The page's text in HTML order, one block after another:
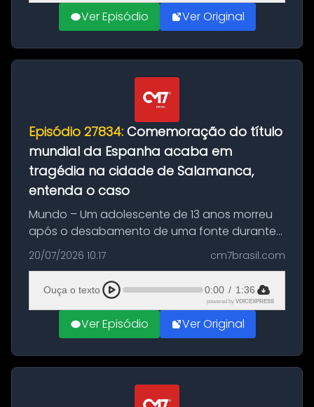
Ver Episódio Ver Original
Episódio 27834: Comemoração do título
mundial da Espanha acaba em
tragédia na cidade de Salamanca,
entenda o caso
Mundo – Um adolescente de 13 anos morreu
após o desabamento de uma fonte durante
as comemorações pelo título da Copa do
Mundo conquistado pela Espanha, em
Ciudad Rodrigo, na província de Salamanca,
no...
20/07/2026 10:17 cm7brasil.com
Ouça o texto 0:00 / 1:36
powered by VOICEXPRESS
Ver Episódio Ver Original